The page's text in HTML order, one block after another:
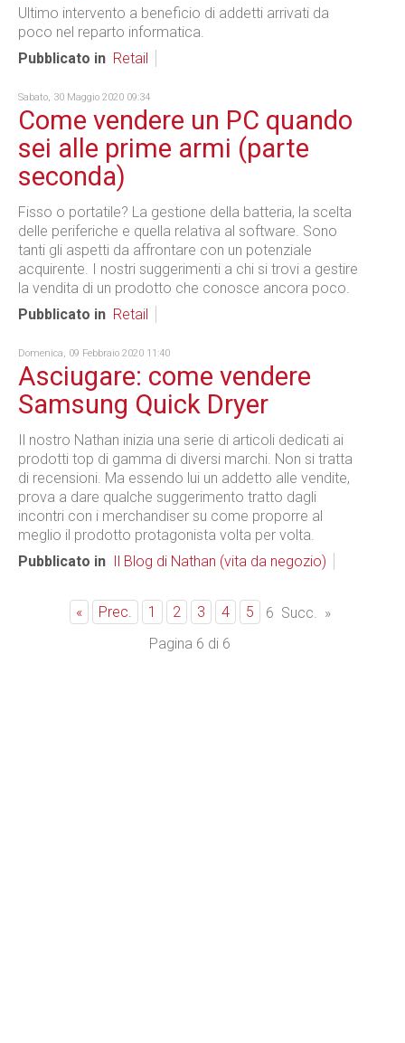
Ultimo intervento a beneficio di addetti arrivati da
poco nel reparto informatica.
Pubblicato in Retail
Sabato, 30 Maggio 2020 09:34
Come vendere un PC quando
sei alle prime armi (parte
seconda)
Fisso o portatile? La gestione della batteria, la scelta
delle periferiche e quella relativa al software. Sono
tanti gli aspetti da affrontare con un potenziale
acquirente. I nostri suggerimenti a chi si trovi a gestire
la vendita di un prodotto che conosce ancora poco.
Pubblicato in Retail
Domenica, 09 Febbraio 2020 11:40
Asciugare: come vendere
Samsung Quick Dryer
Il nostro Nathan inizia una serie di articoli dedicati ai
prodotti top di gamma di diversi marchi. Non si tratta
di recensioni. Ma essendo lui un addetto alle vendite,
prova a dare qualche suggerimento tratto dagli
incontri con i merchandiser su come proporre al
meglio il prodotto protagonista volta per volta.
Pubblicato in
Il Blog di Nathan (vita da negozio)
« Prec. 1 2 3 4 5 6 Succ. »
Pagina 6 di 6